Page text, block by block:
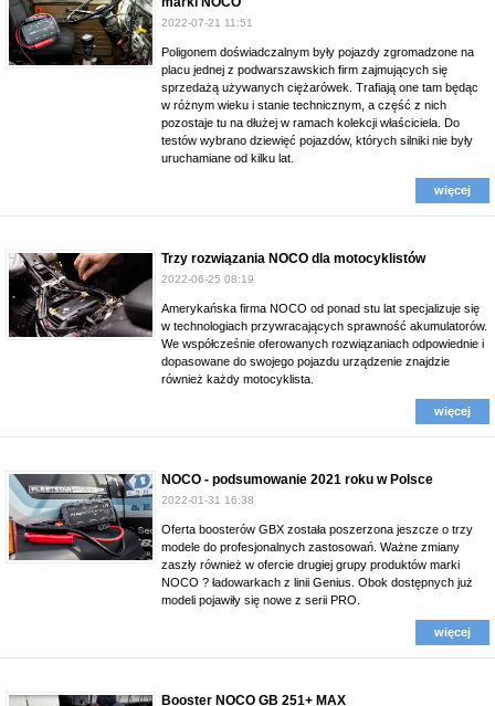
2022-07-21 11:51
Poligonem doświadczalnym były pojazdy zgromadzone na
placu jednej z podwarszawskich firm zajmujących się
sprzedażą używanych ciężarówek. Trafiają one tam będąc
w różnym wieku i stanie technicznym, a część z nich
pozostaje tu na dłużej w ramach kolekcji właściciela. Do
testów wybrano dziewięć pojazdów, których silniki nie były
uruchamiane od kilku lat.
więcej
Trzy rozwiązania NOCO dla motocyklistów
2022-06-25 08:19
Amerykańska firma NOCO od ponad stu lat specjalizuje się
w technologiach przywracających sprawność akumulatorów.
We współcześnie oferowanych rozwiązaniach odpowiednie i
dopasowane do swojego pojazdu urządzenie znajdzie
również każdy motocyklista.
więcej
NOCO - podsumowanie 2021 roku w Polsce
2022-01-31 16:38
Oferta boosterów GBX została poszerzona jeszcze o trzy
modele do profesjonalnych zastosowań. Ważne zmiany
zaszły również w ofercie drugiej grupy produktów marki
NOCO ? ładowarkach z linii Genius. Obok dostępnych już
modeli pojawiły się nowe z serii PRO.
więcej
Booster NOCO GB 251+ MAX